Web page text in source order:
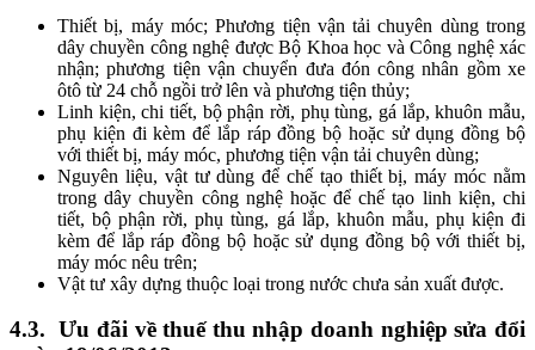
Thiết bị, máy móc; Phương tiện vận tải chuyên dùng trong
dây chuyền công nghệ được Bộ Khoa học và Công nghệ xác
nhận; phương tiện vận chuyển đưa đón công nhân gồm xe
ôtô từ 24 chỗ ngồi trở lên và phương tiện thủy;
Linh kiện, chi tiết, bộ phận rời, phụ tùng, gá lắp, khuôn mẫu,
phụ kiện đi kèm để lắp ráp đồng bộ hoặc sử dụng đồng bộ
với thiết bị, máy móc, phương tiện vận tải chuyên dùng;
Nguyên liệu, vật tư dùng để chế tạo thiết bị, máy móc nằm
trong dây chuyền công nghệ hoặc để chế tạo linh kiện, chi
tiết, bộ phận rời, phụ tùng, gá lắp, khuôn mẫu, phụ kiện đi
kèm để lắp ráp đồng bộ hoặc sử dụng đồng bộ với thiết bị,
máy móc nêu trên;
Vật tư xây dựng thuộc loại trong nước chưa sản xuất được.
4.3. Ưu đãi về thuế thu nhập doanh nghiệp sửa đổi